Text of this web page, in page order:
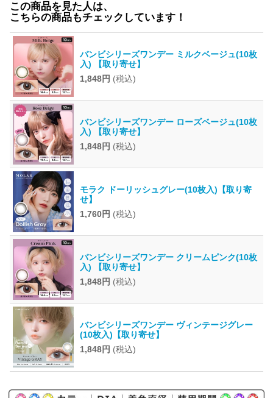
この商品を見た人は、
こちらの商品もチェックしています！
バンビシリーズワンデー ミルクベージュ(10枚
入) 【取り寄せ】
1,848円 (税込)
バンビシリーズワンデー ローズベージュ(10枚
入) 【取り寄せ】
1,848円 (税込)
モラク ドーリッシュグレー(10枚入)【取り寄
せ】
1,760円 (税込)
バンビシリーズワンデー クリームピンク(10枚
入) 【取り寄せ】
1,848円 (税込)
バンビシリーズワンデー ヴィンテージグレー
(10枚入)【取り寄せ】
1,848円 (税込)